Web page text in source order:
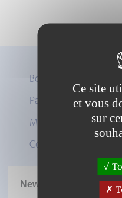
Boutique
Panier
Mon compte
Contact
Newsletter
Ce site
et vous
sur